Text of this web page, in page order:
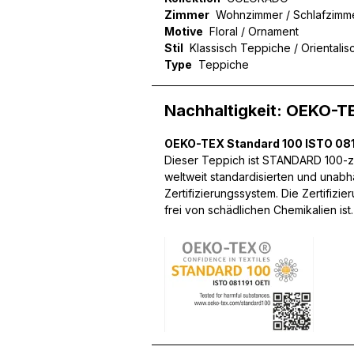
Zimmer Wohnzimmer /
Motive Floral / Ornament
Stil Klassisch Teppiche /
Type Teppiche
Nachhaltigkeit: OEKO-
OEKO-TEX Standard 100 ISTO
Dieser Teppich ist STANDARD
weltweit standardisierten und
Zertifizierungssystem. Die
frei von schädlichen Chemikalien ist.
Website an unsere
mit weiteren Daten
Dienste gesammelt haben.
Notwendig
Notwendige Cookies sind
speichern keine
Präferenzen
Präferenz-Cookies
Website aussieht oder